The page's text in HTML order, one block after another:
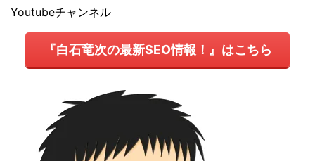
Youtubeチャンネル
『白石竜次の最新SEO情報！』はこちら